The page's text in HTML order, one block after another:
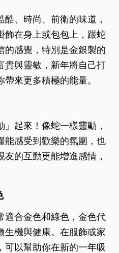
、時尚、前衛的味道，
飾在身上或包包上，跟蛇
的感覺，特別是金銀製的
貴與靈敏，新年將自己打
來更多積極的能量。
起來！像蛇一樣靈動，
能感受到歡樂的氛圍，也
的互動更能增進感情，
適合金色和綠色，金色代
生機與健康。在服飾或家
可以幫助你在新的一年吸